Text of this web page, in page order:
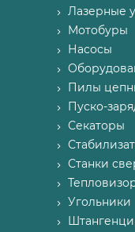
Лазерные
Мотобуры
Насосы
Пилы
Пуско-
Секаторы
Станки
Угольники